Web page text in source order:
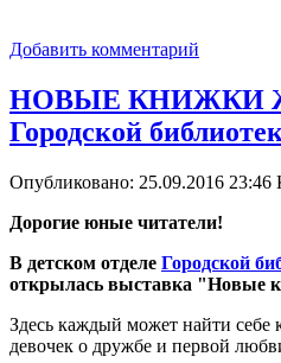
Добавить комментарий
НОВЫЕ КНИЖКИ
Городской
Опубликовано: 25.09.2016 23:46
Дорогие юные читатели!
В детском отделе Городской
открылась выставка "Новые
Здесь каждый может найти себе
девочек о дружбе и первой